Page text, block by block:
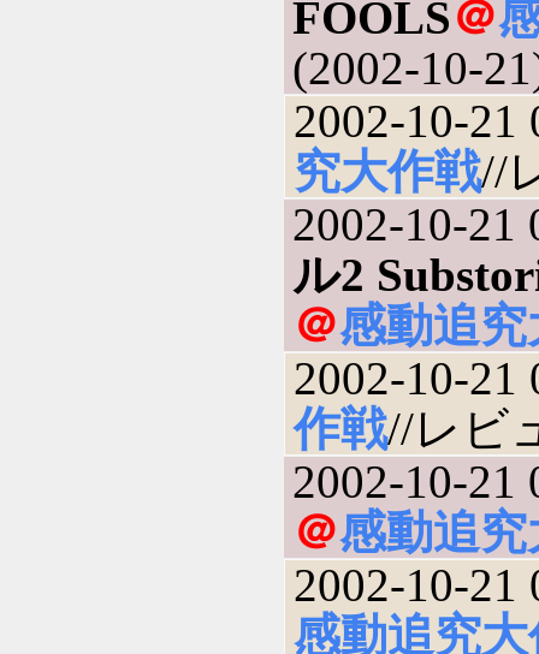
FOOLS＠
(2002-10-
2002-10-21
究大作戦//
2002-10-21
ル2
＠感動追
2002-10-21
作戦//レビ
2002-10-21
＠感動追
2002-10-21
感動追究